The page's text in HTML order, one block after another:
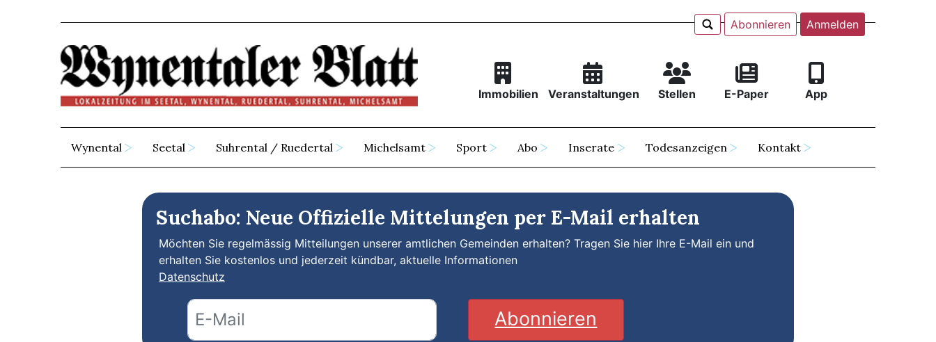
Abonnieren Anmelden
Immobilien Veranstaltungen Stellen E-Paper App
Wynental Seetal Suhrental / Ruedertal Michelsamt Sport Abo Inserate Todesanzeigen Kontakt
Suchabo: Neue Offizielle Mittelungen per E-Mail erhalten
Möchten Sie regelmässig Mitteilungen unserer amtlichen Gemeinden erhalten? Tragen Sie hier Ihre E-Mail ein und
erhalten Sie kostenlos und jederzeit kündbar, aktuelle Informationen
Datenschutz
Abonnieren